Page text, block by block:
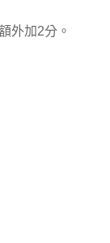
外加2分。